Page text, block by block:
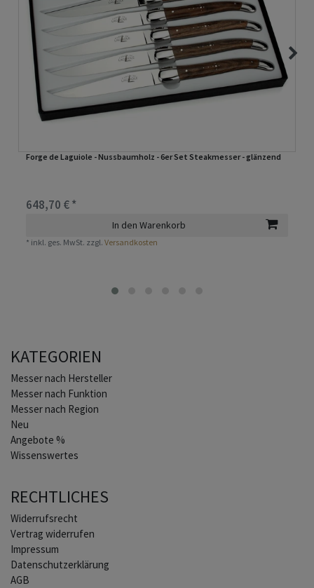
Forge de Laguiole - Nussbaumholz - 6er Set Steakmesser - glänzend
648,70 € *
In den Warenkorb
* inkl. ges. MwSt. zzgl.Versandkosten
KATEGORIEN
Home
Messer nach Hersteller
Messer nach Funktion
Messer nach Region
Neu
Angebote %
Wissenswertes
RECHTLICHES
Widerrufs­recht
Vertrag widerrufen
Impressum
Daten­schutz­erklärung
AGB